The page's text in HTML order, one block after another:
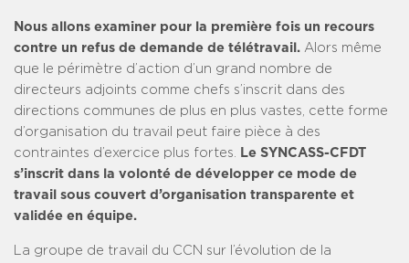
Nous allons examiner pour la première fois un recours
contre un refus de demande de télétravail. Alors même
que le périmètre d’action d’un grand nombre de
directeurs adjoints comme chefs s’inscrit dans des
directions communes de plus en plus vastes, cette forme
d’organisation du travail peut faire pièce à des
contraintes d’exercice plus fortes.
Le SYNCASS-CFDT
s’inscrit dans la volonté de développer ce mode de
travail sous couvert d’organisation transparente et
validée en équipe.
La groupe de travail du CCN sur l’évolution de la